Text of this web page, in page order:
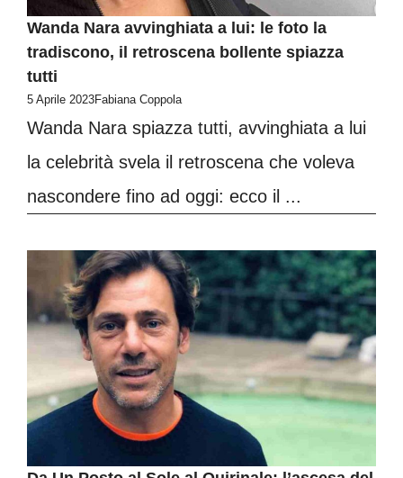
Wanda Nara avvinghiata a lui: le foto la
tradiscono, il retroscena bollente spiazza
tutti
5 Aprile 2023Fabiana Coppola
Wanda Nara spiazza tutti, avvinghiata a lui
la celebrità svela il retroscena che voleva
nascondere fino ad oggi: ecco il ...